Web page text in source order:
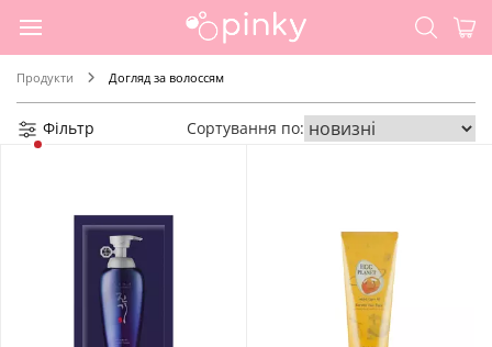
Продукти Догляд за волоссям
Фільтр Сортування по: